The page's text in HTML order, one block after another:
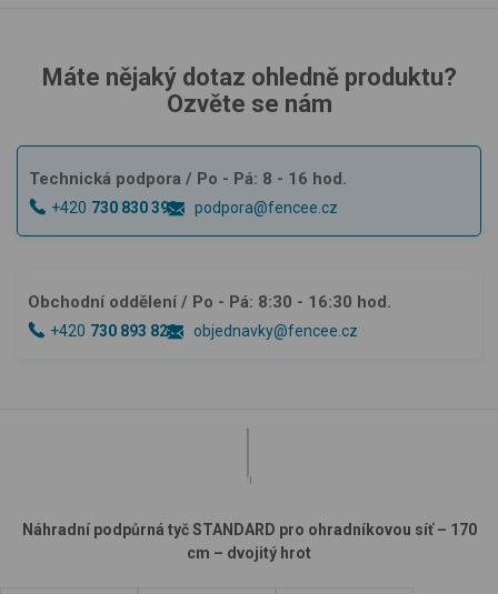
Máte nějaký dotaz ohledně produktu?
Ozvěte se nám
Technická podpora / Po - Pá: 8 - 16 hod.
+420 730 830 393 podpora@fencee.cz
Obchodní oddělení / Po - Pá: 8:30 - 16:30 hod.
+420 730 893 828 objednavky@fencee.cz
Náhradní podpůrná tyč STANDARD pro ohradníkovou síť – 170
cm – dvojitý hrot